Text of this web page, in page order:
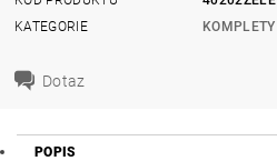
KATEGORIE
KOMPLETY
Dotaz
POPIS